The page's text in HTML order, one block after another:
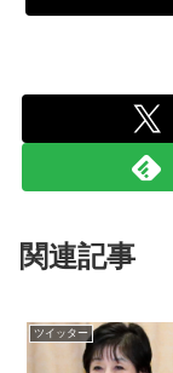
関連記事
ツイッター